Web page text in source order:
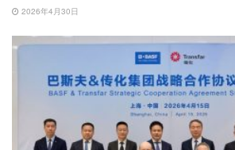
2026年4月30日